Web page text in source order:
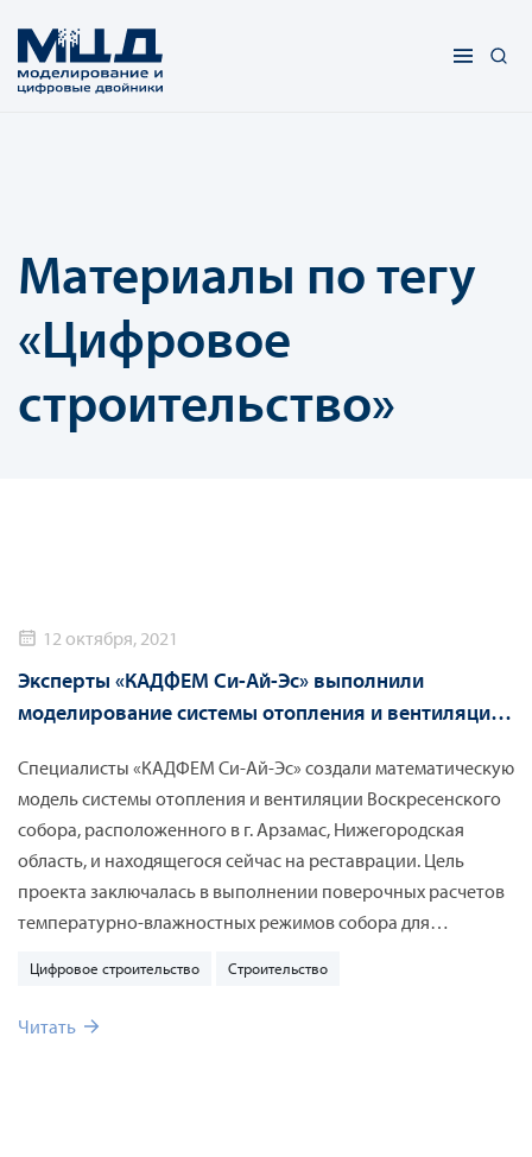
Материалы по тегу
«Цифровое
строительство»
12 октября, 2021
Эксперты «КАДФЕМ Си-Ай-Эс» выполнили
моделирование системы отопления и вентиляции
Специалисты «КАДФЕМ Си-Ай-Эс» создали математическую
модель системы отопления и вентиляции Воскресенского
собора, расположенного в г. Арзамас, Нижегородская
область, и находящегося сейчас на реставрации. Цель
проекта заключалась в выполнении поверочных расчетов
температурно-влажностных режимов собора для
системы отопления и вентиляции.
Цифровое строительство Строительство
Читать